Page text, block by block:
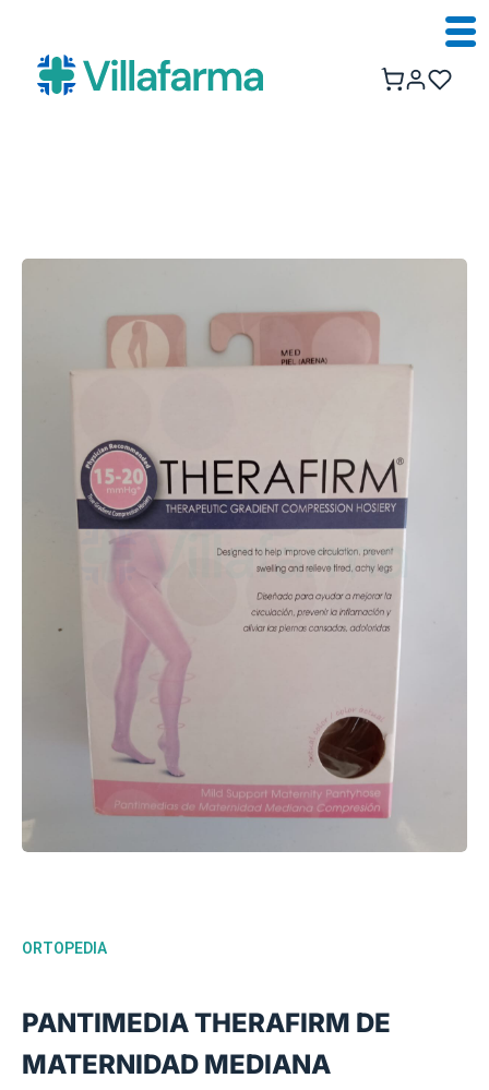
ORTOPEDIA
PANTIMEDIA THERAFIRM DE
MATERNIDAD MEDIANA